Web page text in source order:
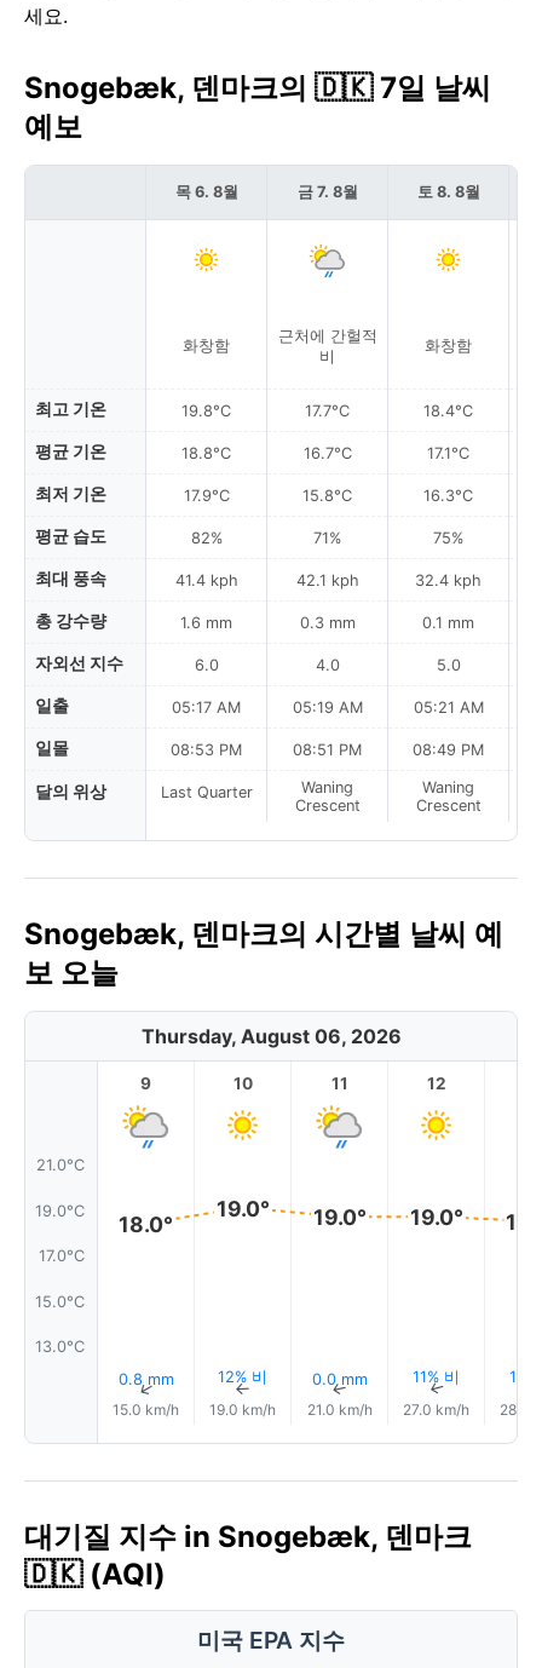
세요.
Snogebæk, 덴마크의 🇩🇰 7일 날씨
예보
최고 기온
평균 기온
최저 기온
평균 습도
최대 풍속
총 강수량
자외선 지수
일출
일몰
달의 위상
목 6. 8월
화창함
19.8°C
18.8°C
17.9°C
82%
41.4 kph
1.6 mm
6.0
05:17 AM
08:53 PM
Last Quarter
금 7. 8월
근처에 간헐적
비
17.7°C
16.7°C
15.8°C
71%
42.1 kph
0.3 mm
4.0
05:19 AM
08:51 PM
Waning
Crescent
토 8. 8월
화창함
18.4°C
17.1°C
16.3°C
75%
32.4 kph
0.1 mm
5.0
05:21 AM
08:49 PM
Waning
Crescent
Snogebæk, 덴마크의 시간별 날씨 예
보 오늘
Thursday, August 06, 2026
21.0°C
19.0°C
17.0°C
15.0°C
13.0°C
9
18.0°
0.8 mm
↑
15.0 km/h
10
19.0°
12% 비
↑
19.0 km/h
11
19.0°
0.0 mm
↑
21.0 km/h
12
19.0°
11% 비
↑
27.0 km/h
11%
28.0
대기질 지수 in Snogebæk, 덴마크
🇩🇰 (AQI)
미국 EPA 지수